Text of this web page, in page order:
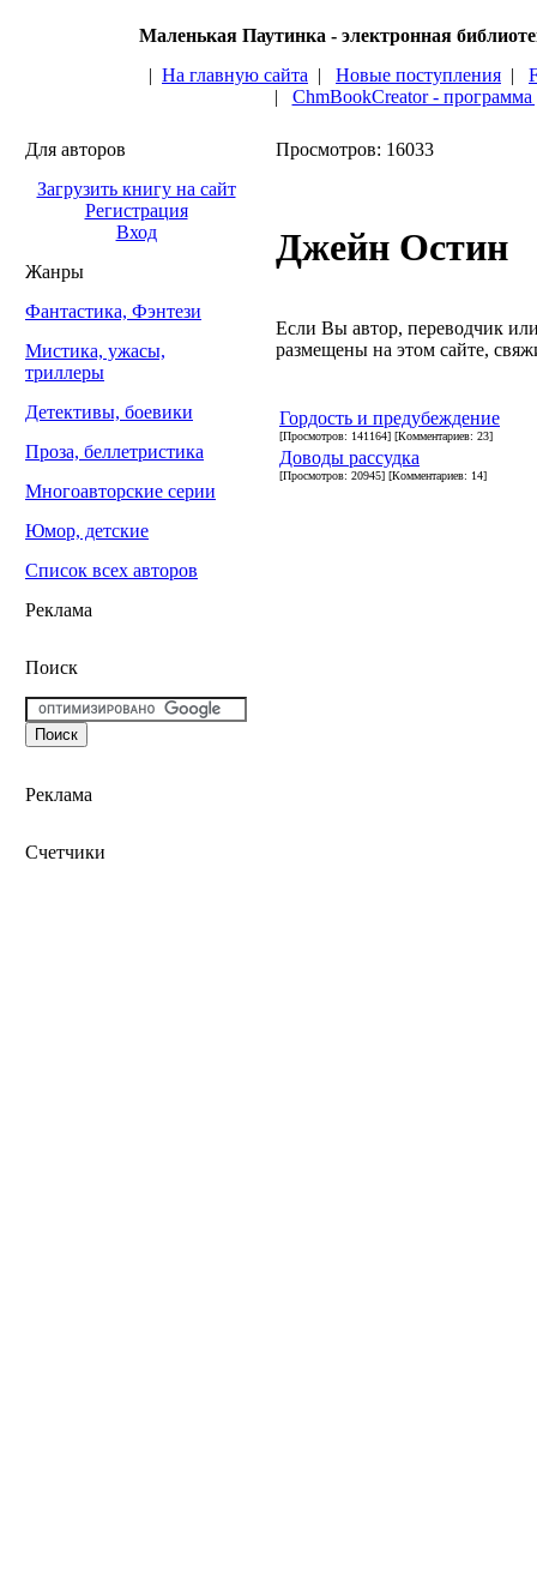
Маленькая Паутинка - электронная
| На главную сайта | Новые поступления |
| ChmBookCreator -
Для авторов
Загрузить книгу на сайт
Регистрация
Вход
Жанры
Фантастика, Фэнтези
Мистика, ужасы,
триллеры
Детективы, боевики
Проза, беллетристика
Многоавторские серии
Юмор, детские
Список всех авторов
Реклама
Поиск
Реклама
Счетчики
Просмотров: 16033
Джейн Остин
Если Вы автор, переводчик
размещены на этом сайте,
Гордость и предубеждение
[Просмотров: 141164] [Комментариев: 23]
Доводы рассудка
[Просмотров: 20945] [Комментариев: 14]